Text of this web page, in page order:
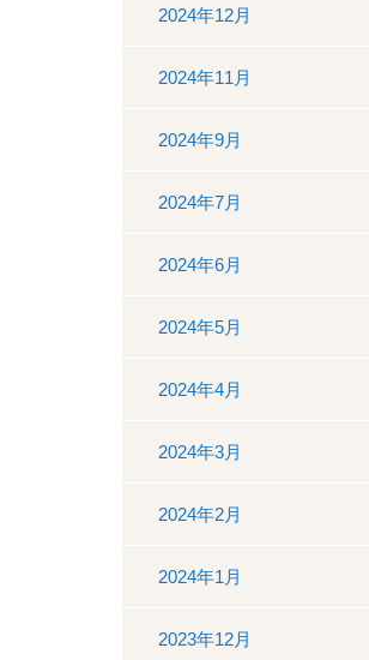
2024年12月
2024年11月
2024年9月
2024年7月
2024年6月
2024年5月
2024年4月
2024年3月
2024年2月
2024年1月
2023年12月